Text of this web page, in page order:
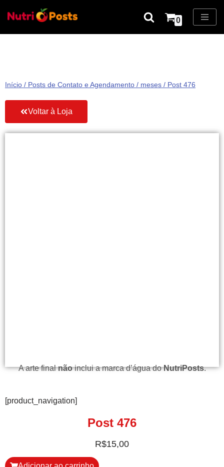
0
Início / Posts de Contato e Agendamento / meses / Post 476
Voltar à Loja
A arte finalnãoinclui a marca d’água doNutriPosts.
[product_navigation]
Post 476
R$15,00